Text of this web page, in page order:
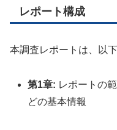
レポート構成
本調査レポートは、以
第1章: レポートの
どの基本情報